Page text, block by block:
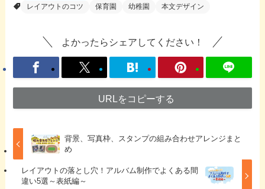
レイアウトのコツ
保育園 幼稚園 本文デザイン
よかったらシェアしてください！
URLをコピーする
背景、写真枠、スタンプの組み合わせアレンジまと
め
レイアウトの落とし穴！アルバム制作でよくある間
違い5選～表紙編～